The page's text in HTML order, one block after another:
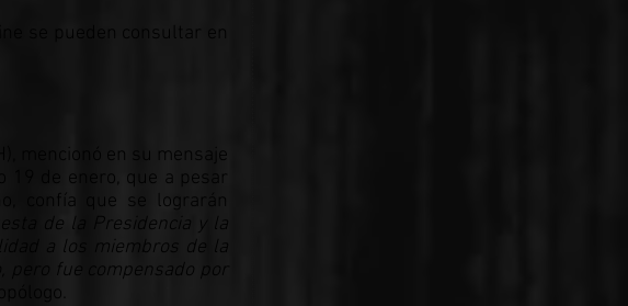
se pueden consultar en
mencionó en su mensaje
19 de enero, que a pesar
confía que se lograrán
de la Presidencia y la
a los miembros de la
fue compensado por